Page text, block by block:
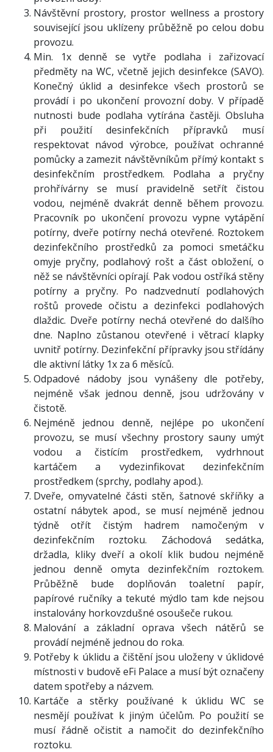
Návštěvní prostory, prostor wellness a prostory
související jsou uklízeny průběžně po celou dobu
provozu.
Min. 1x denně se vytře podlaha i zařizovací
předměty na WC, včetně jejich desinfekce (SAVO).
Konečný úklid a desinfekce všech prostorů se
provádí i po ukončení provozní doby. V případě
nutnosti bude podlaha vytírána častěji. Obsluha
při použití desinfekčních přípravků musí
respektovat návod výrobce, používat ochranné
pomůcky a zamezit návštěvníkům přímý kontakt s
desinfekčním prostředkem. Podlaha a pryčny
prohřívárny se musí pravidelně setřít čistou
vodou, nejméně dvakrát denně během provozu.
Pracovník po ukončení provozu vypne vytápění
potírny, dveře potírny nechá otevřené. Roztokem
dezinfekčního prostředků za pomoci smetáčku
omyje pryčny, podlahový rošt a část obložení, o
něž se návštěvníci opírají. Pak vodou ostříká stěny
potírny a pryčny. Po nadzvednutí podlahových
roštů provede očistu a dezinfekci podlahových
dlaždic. Dveře potírny nechá otevřené do dalšího
dne. Naplno zůstanou otevřené i větrací klapky
uvnitř potírny. Dezinfekční přípravky jsou střídány
dle aktivní látky 1x za 6 měsíců.
Odpadové nádoby jsou vynášeny dle potřeby,
nejméně však jednou denně, jsou udržovány v
čistotě.
Nejméně jednou denně, nejlépe po ukončení
provozu, se musí všechny prostory sauny umýt
vodou a čistícím prostředkem, vydrhnout
kartáčem a vydezinfikovat dezinfekčním
prostředkem (sprchy, podlahy apod.).
Dveře, omyvatelné části stěn, šatnové skříňky a
ostatní nábytek apod., se musí nejméně jednou
týdně otřít čistým hadrem namočeným v
dezinfekčním roztoku. Záchodová sedátka,
držadla, kliky dveří a okolí klik budou nejméně
jednou denně omyta dezinfekčním roztokem.
Průběžně bude doplňován toaletní papír,
papírové ručníky a tekuté mýdlo tam kde nejsou
instalovány horkovzdušné osoušeče rukou.
Malování a základní oprava všech nátěrů se
provádí nejméně jednou do roka.
Potřeby k úklidu a čištění jsou uloženy v úklidové
místnosti v budově eFi Palace a musí být označeny
datem spotřeby a názvem.
Kartáče a stěrky používané k úklidu WC se
nesmějí používat k jiným účelům. Po použití se
musí řádně očistit a namočit do dezinfekčního
roztoku.